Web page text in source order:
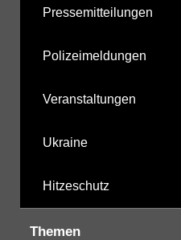
Pressemitteilungen
Polizeimeldungen
Veranstaltungen
Ukraine
Hitzeschutz
Themen